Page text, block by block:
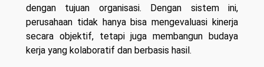
dengan tujuan organisasi. Dengan sistem ini,
perusahaan tidak hanya bisa mengevaluasi kinerja
secara objektif, tetapi juga membangun budaya
kerja yang kolaboratif dan berbasis hasil.